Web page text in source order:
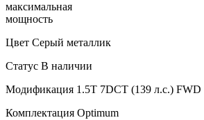
максимальная
мощность
Цвет Серый металлик
Статус В наличии
Модификация 1.5T 7DCT (139 л.с.) FWD
Комплектация Optimum